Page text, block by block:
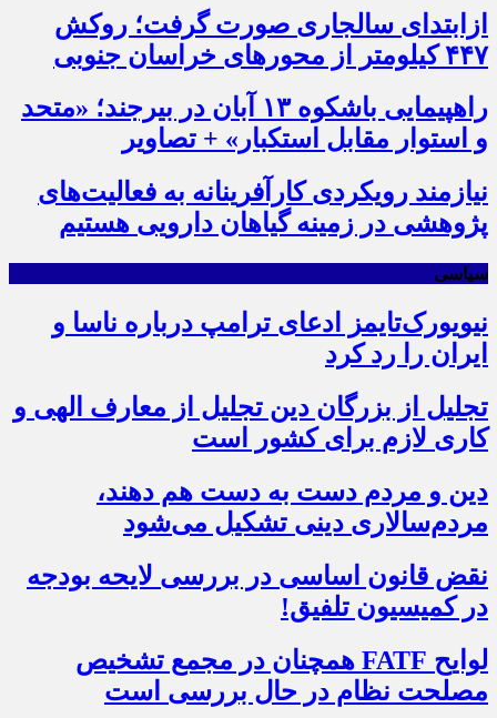
ازابتدای سالجاری صورت گرفت؛ روکش
۴۴۷ کیلومتر از محورهای خراسان جنوبی
راهپیمایی باشکوه ۱۳ آبان در بیرجند؛ «متحد
و استوار مقابل استکبار» + تصاویر
نیازمند رویکردی کارآفرینانه به فعالیت‌های
پژوهشی در زمینه گیاهان دارویی هستیم
سیاسی
نیویورک‌تایمز ادعای ترامپ درباره ناسا و
ایران را رد کرد
تجلیل از بزرگان دین تجلیل از معارف الهی و
کاری لازم برای کشور است
دین و مردم دست به‌ دست هم دهند،
مردم‌سالاری دینی تشکیل می‌شود
نقض قانون اساسی در بررسی لایحه بودجه
در کمیسیون تلفیق!
لوایح FATF همچنان در مجمع تشخیص
مصلحت نظام در حال بررسی است